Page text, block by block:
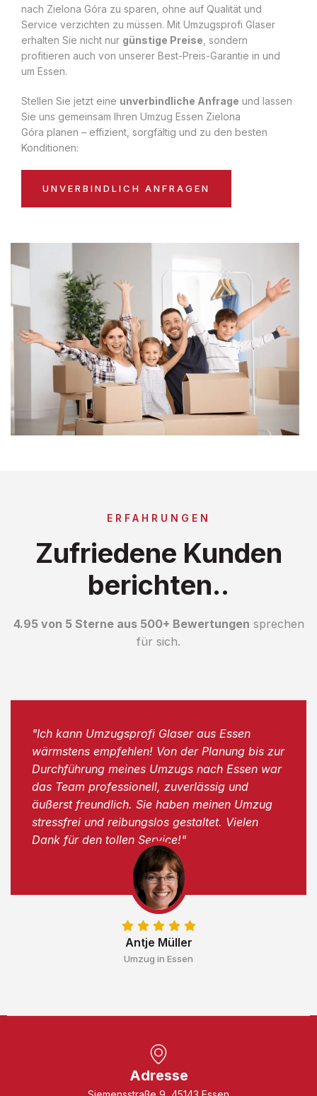
nach Zielona Góra zu sparen, ohne auf Qualität und
Service verzichten zu müssen. Mit Umzugsprofi Glaser
erhalten Sie nicht nur günstige Preise , sondern
profitieren auch von unserer Best-Preis-Garantie in und
um Essen.
Stellen Sie jetzt eine unverbindliche Anfrage und lassen
Sie uns gemeinsam Ihren Umzug Essen Zielona
Góra planen – effizient, sorgfältig und zu den besten
Konditionen:
UNVERBINDLICH ANFRAGEN
ERFAHRUNGEN
Zufriedene Kunden
berichten..
4.95 von 5 Sterne aus 500+ Bewertungen sprechen
für sich.
Antje Müller
Umzug in Essen
"Ich kann Umzugsprofi Glaser aus Essen
wärmstens empfehlen! Von der Planung bis zur
Durchführung meines Umzugs nach Essen war
das Team professionell, zuverlässig und
äußerst freundlich. Sie haben meinen Umzug
stressfrei und reibungslos gestaltet. Vielen
Dank für den tollen Service!"
Adresse